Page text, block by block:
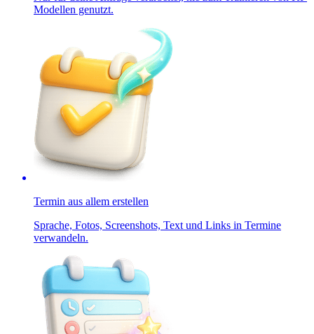
Modellen genutzt.
Termin aus allem erstellen
Sprache, Fotos, Screenshots, Text und Links in Termine
verwandeln.